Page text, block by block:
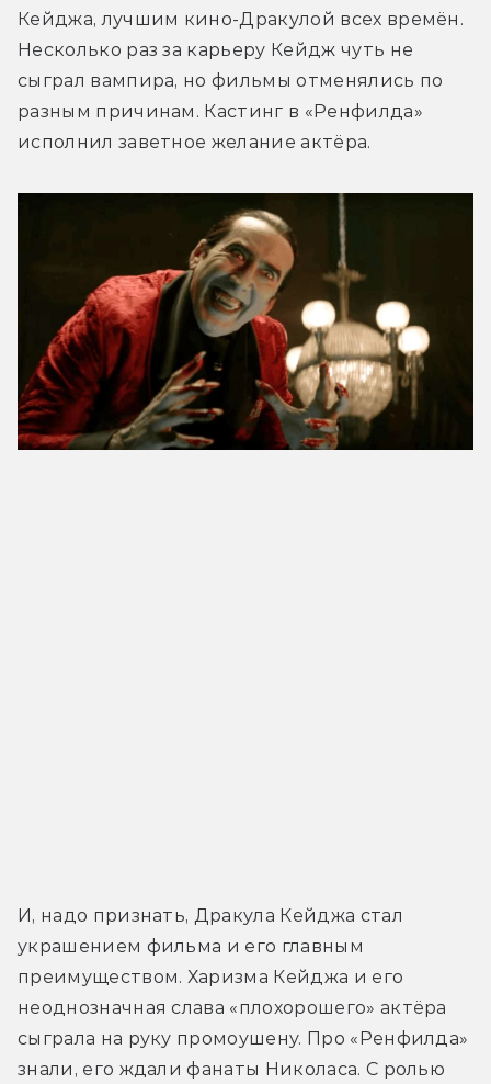
Кейджа, лучшим кино-Дракулой всех времён.
Несколько раз за карьеру Кейдж чуть не
сыграл вампира, но фильмы отменялись по
разным причинам. Кастинг в «Ренфилда»
исполнил заветное желание актёра.
И, надо признать, Дракула Кейджа стал
украшением фильма и его главным
преимуществом. Харизма Кейджа и его
неоднозначная слава «плохорошего» актёра
сыграла на руку промоушену. Про «Ренфилда»
знали, его ждали фанаты Николаса. С ролью